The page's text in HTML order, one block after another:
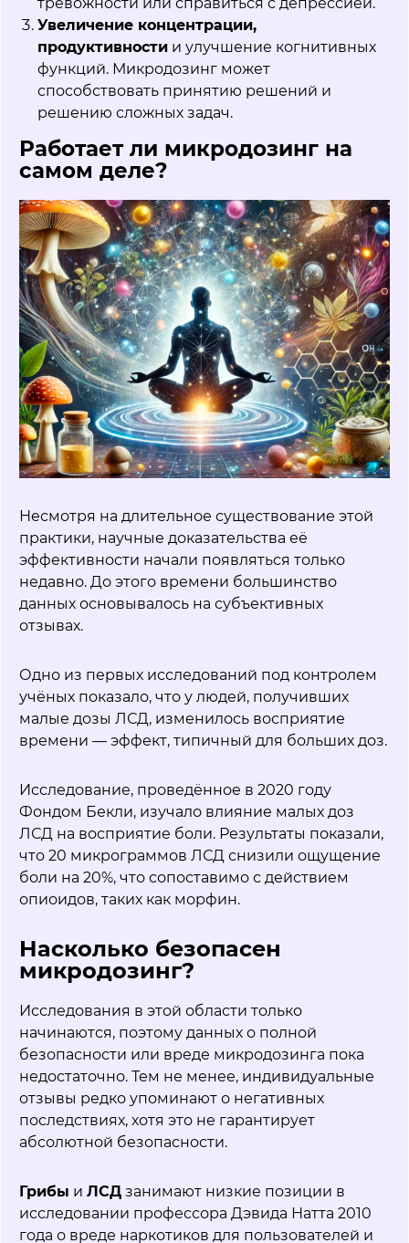
Увеличение концентрации,
продуктивности и улучшение когнитивных
функций. Микродозинг может
способствовать принятию решений и
решению сложных задач.
Работает ли микродозинг на
самом деле?
Несмотря на длительное существование этой
практики, научные доказательства её
эффективности начали появляться только
недавно. До этого времени большинство
данных основывалось на субъективных
отзывах.
Одно из первых исследований под контролем
учёных показало, что у людей, получивших
малые дозы ЛСД, изменилось восприятие
времени — эффект, типичный для больших доз.
Исследование, проведённое в 2020 году
Фондом Бекли, изучало влияние малых доз
ЛСД на восприятие боли. Результаты показали,
что 20 микрограммов ЛСД снизили ощущение
боли на 20%, что сопоставимо с действием
опиоидов, таких как морфин.
Насколько безопасен
микродозинг?
Исследования в этой области только
начинаются, поэтому данных о полной
безопасности или вреде микродозинга пока
недостаточно. Тем не менее, индивидуальные
отзывы редко упоминают о негативных
последствиях, хотя это не гарантирует
абсолютной безопасности.
Грибы и ЛСД занимают низкие позиции в
исследовании профессора Дэвида Натта 2010
года о вреде наркотиков для пользователей и